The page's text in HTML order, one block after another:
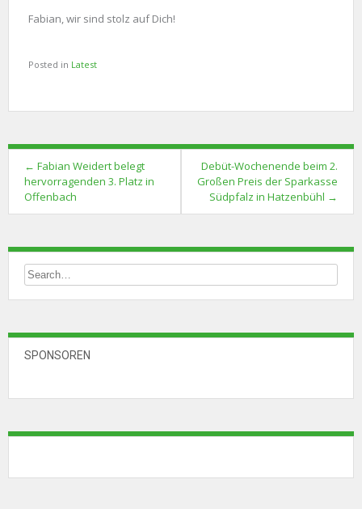
Fabian, wir sind stolz auf Dich!
Posted in Latest
Post
navigation
← Fabian Weidert belegt
hervorragenden 3. Platz in
Offenbach
Debüt-Wochenende beim 2.
Großen Preis der Sparkasse
Südpfalz in Hatzenbühl →
SPONSOREN